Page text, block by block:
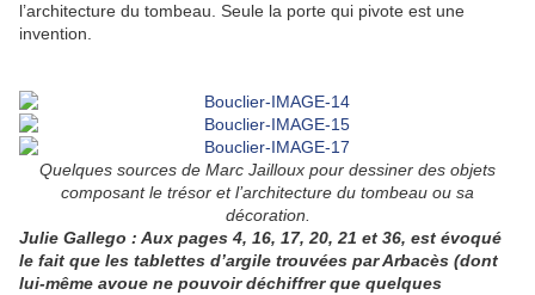
l’architecture du tombeau. Seule la porte qui pivote est une
invention.
Quelques sources de Marc Jailloux pour dessiner des objets
composant le trésor et l’architecture du tombeau ou sa
décoration.
Julie Gallego : Aux pages 4, 16, 17, 20, 21 et 36, est évoqué
le fait que les tablettes d’argile trouvées par Arbacès (dont
lui-même avoue ne pouvoir déchiffrer que quelques